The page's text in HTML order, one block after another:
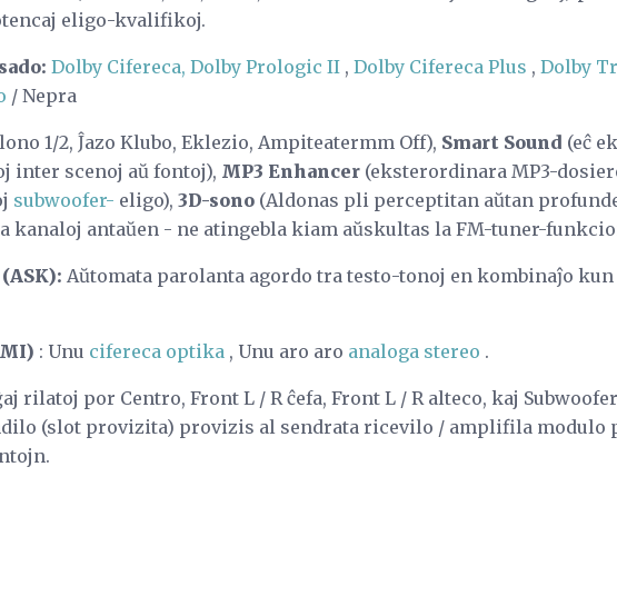
eligo-kvalifikoj.
Dolby Cifereca, Dolby Prologic II , Dolby Cifereca Plus , Dolby
/ Nepra
1/2, Ĵazo Klubo, Eklezio, Ampiteatermm Off), Smart Sound (eĉ
inter scenoj aŭ fontoj), MP3 Enhancer (eksterordinara MP3-
subwoofer- eligo), 3D-sono (Aldonas pli perceptitan aŭtan
kanaloj antaŭen - ne atingebla kiam aŭskultas la FM-tuner-
Aŭtomata parolanta agordo tra testo-tonoj en kombinaĵo kun
: Unu cifereca optika , Unu aro aro analoga stereo .
rilatoj por Centro, Front L / R ĉefa, Front L / R alteco, kaj
(slot provizita) provizis al sendrata ricevilo / amplifila modulo